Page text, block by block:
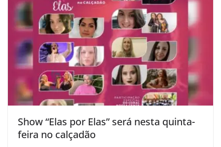
Show “Elas por Elas” será nesta quinta-
feira no calçadão